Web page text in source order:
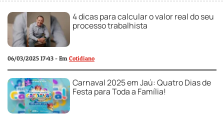
4 dicas para calcular o valor real do seu
processo trabalhista
06/03/2025 17:43 - Em Cotidiano
Carnaval 2025 em Jaú: Quatro Dias de
Festa para Toda a Família!